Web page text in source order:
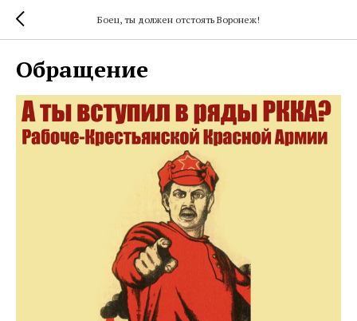
Боец, ты должен отстоять Воронеж!
Обращение